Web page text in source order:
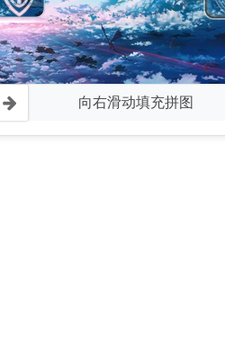
向右滑动填充拼图